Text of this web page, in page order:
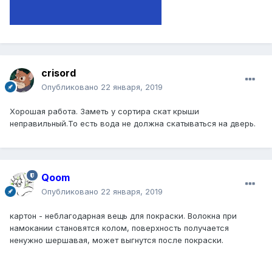
crisord
Опубликовано 22 января, 2019
Хорошая работа. Заметь у сортира скат крыши
неправильный.То есть вода не должна скатываться на дверь.
Qoom
Опубликовано 22 января, 2019
картон - неблагодарная вещь для покраски. Волокна при
намокании становятся колом, поверхность получается
ненужно шершавая, может выгнутся после покраски.